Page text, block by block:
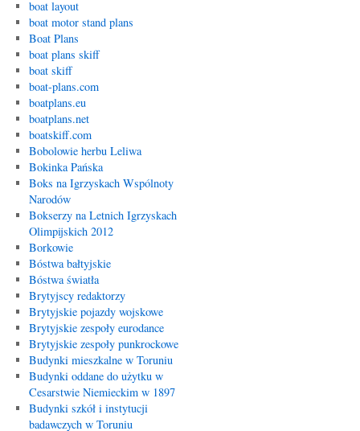
boat layout
boat motor stand plans
Boat Plans
boat plans skiff
boat skiff
boat-plans.com
boatplans.eu
boatplans.net
boatskiff.com
Bobolowie herbu Leliwa
Bokinka Pańska
Boks na Igrzyskach Wspólnoty
Narodów
Bokserzy na Letnich Igrzyskach
Olimpijskich 2012
Borkowie
Bóstwa bałtyjskie
Bóstwa światła
Brytyjscy redaktorzy
Brytyjskie pojazdy wojskowe
Brytyjskie zespoły eurodance
Brytyjskie zespoły punkrockowe
Budynki mieszkalne w Toruniu
Budynki oddane do użytku w
Cesarstwie Niemieckim w 1897
Budynki szkół i instytucji
badawczych w Toruniu